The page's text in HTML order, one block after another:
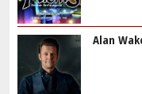
Alan